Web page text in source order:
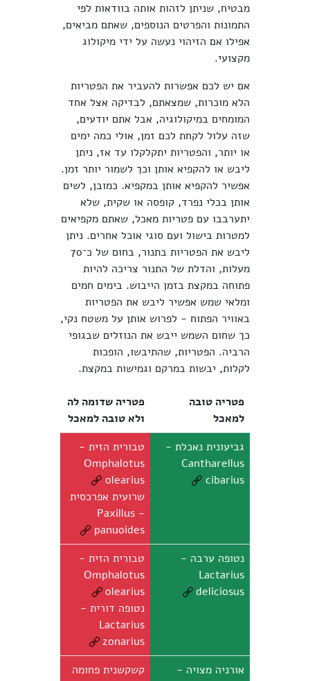
מבטיח, שניתן לזהות אותה בוודאות לפי
התמונות והפרטים הנוספים, שאתם מביאים,
אפילו אם הזיהוי נעשה על ידי מיקולוג
מקצועי.
אם יש לכם אפשרות להעביר את הפטריות
הלא מוכרות, שמצאתם, לבדיקה אצל אחד
המומחים במיקולוגיה, אבל אתם יודעים,
שזה עלול לקחת לכם זמן, אולי כמה ימים
או יותר, והפטריות יתקלקלו עד אז, ניתן
ליבש או להקפיא אותן וכך לשמור יותר זמן.
אפשיר להקפיא אותן במקפיא. כמובן, לשים
אותן בכלי נפרד, קופסה או שקית, שלא
יתערבבו עם פטריות מאכל, שאתם מקפיאים
למטרות בישול ועם סוגי אוכל אחרים. ניתן
ליבש את הפטריות בתנור, בחום של כ־70
מעלות, והדלת של התנור צריכה להיות
פתוחה במקצת בזמן הייבוש. בימים חמים
ומלאי שמש אפשיר ליבש את הפטריות
באוויר הפתוח - לפרוש אותן על משטח נקי,
כך שחום השמש ייבש את הנוזלים שבגופי
הרביה. הפטריות, שהתיבשו, הופכות
לקלות, יבשות במרקם וגמישות במקצת.
פטריה טובה
למאכל
פטריה שדומה לה
ולא טובה למאכל
גביעונית נאכלת -
Cantharellus
cibarius
טבורית הזית -
Omphalotus
olearius
שרועית אפרכסית
- Paxillus
panuoides
נטופה ערבה -
Lactarius
deliciosus
טבורית הזית -
Omphalotus
olearius
נטופה דורית -
Lactarius
zonarius
אורניה מצויה -
קשקשנית פחומה